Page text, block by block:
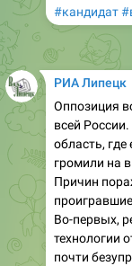
#кандидат
РИА Липецк
Оппозиция
всей
область,
громили на
Причин
Во-первых,
технологии
почти